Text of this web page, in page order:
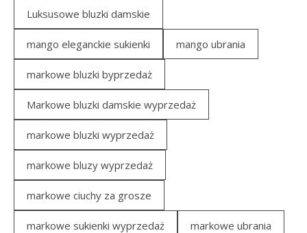
Luksusowe bluzki damskie
mango eleganckie sukienki mango ubrania
markowe bluzki byprzedaż
Markowe bluzki damskie wyprzedaż
markowe bluzki wyprzedaż
markowe bluzy wyprzedaż
markowe ciuchy za grosze
markowe sukienki wyprzedaż markowe ubrania